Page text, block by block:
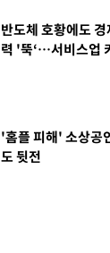
반도체 호황에도
력 '뚝‘…서비스업
'홈플 피해' 소상공
도 뒷전